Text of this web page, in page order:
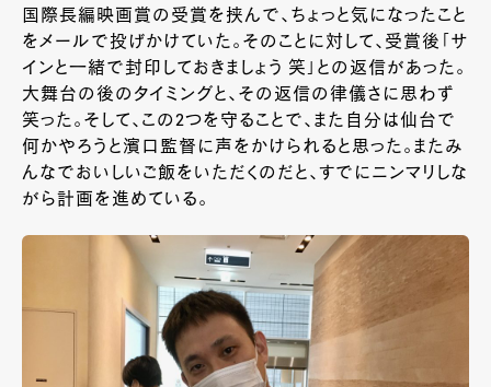
国際長編映画賞の受賞を挟んで、ちょっと気になったこと
をメールで投げかけていた。そのことに対して、受賞後「サ
インと一緒で封印しておきましょう 笑」との返信があった。
大舞台の後のタイミングと、その返信の律儀さに思わず
笑った。そして、この2つを守ることで、また自分は仙台で
何かやろうと濱口監督に声をかけられると思った。またみ
んなでおいしいご飯をいただくのだと、すでにニンマリしな
がら計画を進めている。